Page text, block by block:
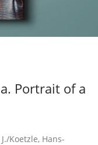
Portrait of a
Koetzle, Hans-